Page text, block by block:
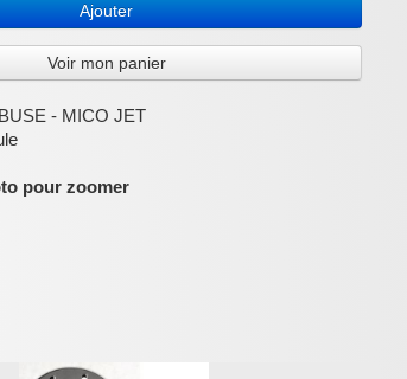
Ajouter
Voir mon panier
- MICO JET
pour zoomer